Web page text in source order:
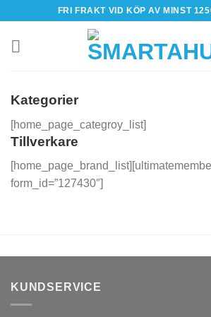
content
FRI FRAKT VID KÖP AV MINST
Kategorier
[home_page_categroy_list]
Tillverkare
form_id=”127430″]
KUNDSERVICE